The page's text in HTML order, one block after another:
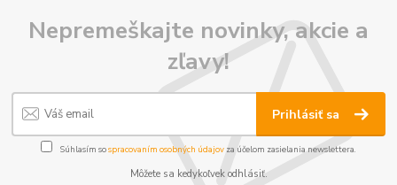
Nepremeškajte novinky, akcie a
zľavy!
Prihlásiť sa
Súhlasím sospracovaním osobných údajov za účelom zasielania newslettera.
Môžete sa kedykoľvek odhlásiť.